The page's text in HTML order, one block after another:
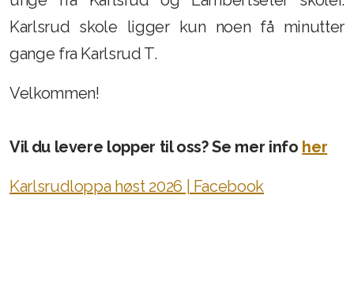
Karlsrud skole ligger kun noen få minutter
gange fra Karlsrud T.
Velkommen!
Vil du levere lopper til oss? Se mer info her
Karlsrudloppa høst 2026 | Facebook